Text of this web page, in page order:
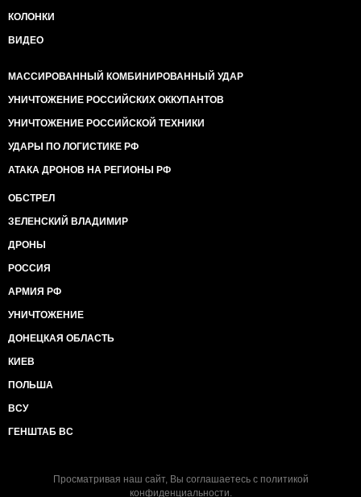
КОЛОНКИ
ВИДЕО
МАССИРОВАННЫЙ КОМБИНИРОВАННЫЙ УДАР
УНИЧТОЖЕНИЕ РОССИЙСКИХ ОККУПАНТОВ
УНИЧТОЖЕНИЕ РОССИЙСКОЙ ТЕХНИКИ
УДАРЫ ПО ЛОГИСТИКЕ РФ
АТАКА ДРОНОВ НА РЕГИОНЫ РФ
ОБСТРЕЛ
ЗЕЛЕНСКИЙ ВЛАДИМИР
ДРОНЫ
РОССИЯ
АРМИЯ РФ
УНИЧТОЖЕНИЕ
ДОНЕЦКАЯ ОБЛАСТЬ
КИЕВ
ПОЛЬША
ВСУ
ГЕНШТАБ ВС
Просматривая наш сайт, Вы соглашаетесь с политикой
конфиденциальности.